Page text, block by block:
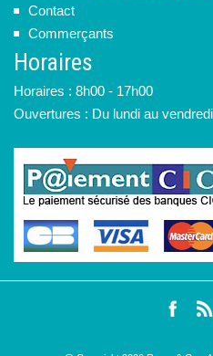
Contact
Commerçants
Horaires
Horaires : 8h00 - 17h00
Ouvertures : Du lundi au vendredi